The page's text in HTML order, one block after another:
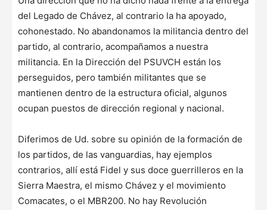
del Legado de Chávez, al contrario la ha apoyado,
cohonestado. No abandonamos la militancia dentro del
partido, al contrario, acompañamos a nuestra
militancia. En la Dirección del PSUVCH están los
perseguidos, pero también militantes que se
mantienen dentro de la estructura oficial, algunos
ocupan puestos de dirección regional y nacional.
Diferimos de Ud. sobre su opinión de la formación de
los partidos, de las vanguardias, hay ejemplos
contrarios, allí está Fidel y sus doce guerrilleros en la
Sierra Maestra, el mismo Chávez y el movimiento
Comacates, o el MBR200. No hay Revolución